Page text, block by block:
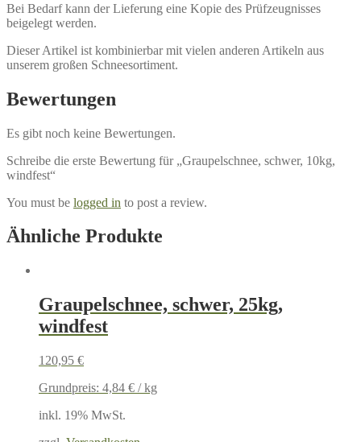
Bei Bedarf kann der Lieferung eine Kopie des Prüfzeugnisses
beigelegt werden.
Dieser Artikel ist kombinierbar mit vielen anderen Artikeln aus
unserem großen Schneesortiment.
Bewertungen
Es gibt noch keine Bewertungen.
Schreibe die erste Bewertung für „Graupelschnee, schwer, 10kg,
windfest“
You must be logged in to post a review.
Ähnliche Produkte
Graupelschnee, schwer, 25kg,
windfest
120,95 €
Grundpreis: 4,84 € /kg
inkl. 19% MwSt.